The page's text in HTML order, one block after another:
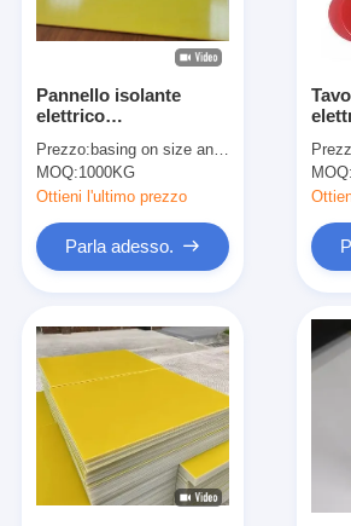
Pannello isolante
elettrico
motori, trasformatori e
isolamento elettrico
Prezzo: basing on size and quantity
MOQ:1000KG
Ottieni l'ultimo prezzo
Parla adesso.
MOQ: